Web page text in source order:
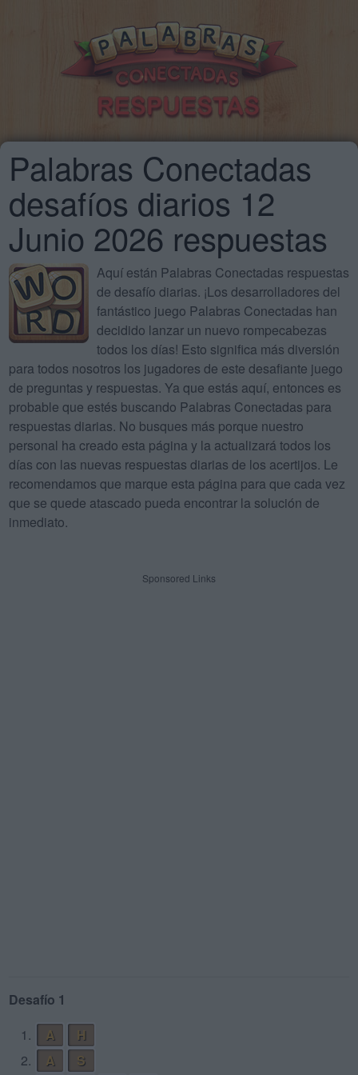
Palabras Conectadas
desafíos diarios 12
Junio 2026 respuestas
Aquí están Palabras Conectadas respuestas
de desafío diarias. ¡Los desarrolladores del
fantástico juego Palabras Conectadas han
decidido lanzar un nuevo rompecabezas
todos los días! Esto significa más diversión
para todos nosotros los jugadores de este desafiante juego
de preguntas y respuestas. Ya que estás aquí, entonces es
probable que estés buscando Palabras Conectadas para
respuestas diarias. No busques más porque nuestro
personal ha creado esta página y la actualizará todos los
días con las nuevas respuestas diarias de los acertijos. Le
recomendamos que marque esta página para que cada vez
que se quede atascado pueda encontrar la solución de
inmediato.
Sponsored Links
Desafío 1
1.
A
H
2.
A
S